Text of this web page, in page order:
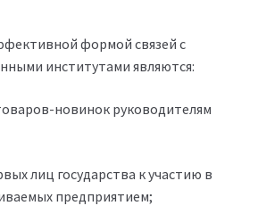
формой связей с
институтами являются:
новинок руководителям
лиц государства к участию в
предприятием;